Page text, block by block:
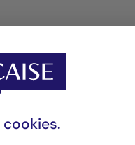
cookies.